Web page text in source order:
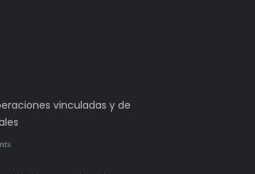
vinculadas y de